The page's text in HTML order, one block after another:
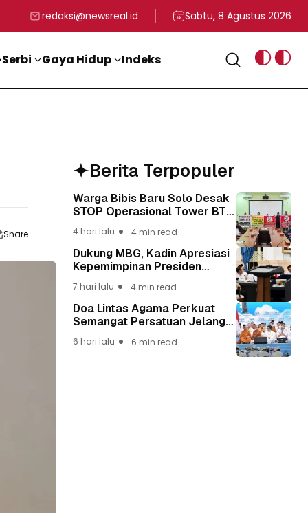
ke-81 Kemerdekaan RI
Kadin Apresiasi Kepemimpinan Presiden Prabowo yang
Staf Khusus Menag RI
redaksi@newsreal.id Sabtu, 8 Agustus 2026
Gaya Hidup Indeks
Share
Berita Terpopuler
Warga Bibis Baru Solo Desak
STOP Operasional Tower BTS,
Keselamatan Warga Lebih
Berharga
4 hari lalu 4 min read
Dukung MBG, Kadin Apresiasi
Kepemimpinan Presiden
7 hari lalu 4 min read
Doa Lintas Agama Perkuat
Semangat Persatuan Jelang
6 hari lalu 6 min read